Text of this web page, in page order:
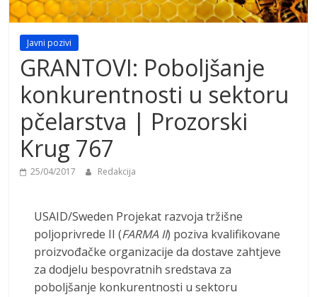
Javni pozivi
GRANTOVI: Poboljšanje
konkurentnosti u sektoru
pčelarstva | Prozorski
Krug 767
25/04/2017 Redakcija
USAID/Sweden Projekat razvoja tržišne
poljoprivrede II (FARMA II) poziva kvalifikovane
proizvođačke organizacije da dostave zahtjeve
za dodjelu bespovratnih sredstava za
poboljšanje konkurentnosti u sektoru